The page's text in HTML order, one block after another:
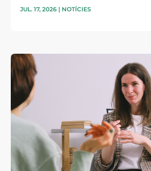
JUL. 17, 2026 | NOTÍCIES